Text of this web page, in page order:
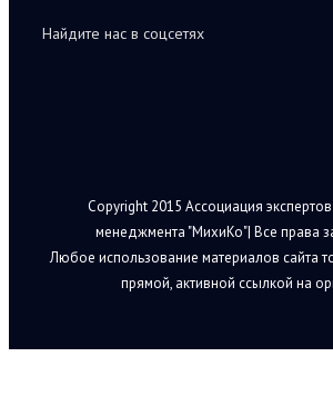
Найдите нас в соцсетях
Copyright 2015 Ассоциация
менеджмента "МихиКо"| Все права
Любое использование материалов сайта
прямой, активной ссылкой на